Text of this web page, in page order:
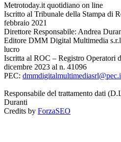
Metrotoday.it quotidiano on line
Iscritto al Tribunale della Stampa di
febbraio 2021
Direttore Responsabile: Andrea
Editore DMM Digital Multimedia
lucro
Iscritta al ROC – Registro Operatori
dicembre 2023 al n. 41096
PEC:
Responsabile del trattamento dati
Duranti
Credits by ForzaSEO